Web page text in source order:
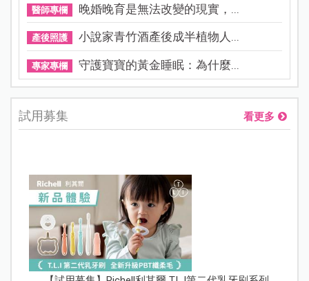
醫師專欄 晚婚晚育是無法改變的現實，...
產後照護 小說家青竹酒產後成半植物人...
專家專欄 守護寶寶的黃金睡眠：為什麼...
試用募集 看更多